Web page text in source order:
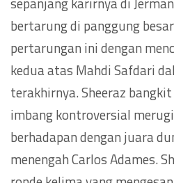
bertarung di panggung
pertarungan ini dengan
kedua atas Mahdi Safdari
terakhirnya. Sheeraz
imbang kontroversial
berhadapan dengan juara
menengah Carlos Adames.